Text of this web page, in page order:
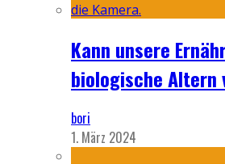
Kann unsere
biologische Altern
bori
1. März 2024